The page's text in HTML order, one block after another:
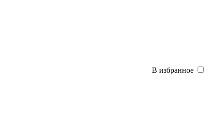
В избранное